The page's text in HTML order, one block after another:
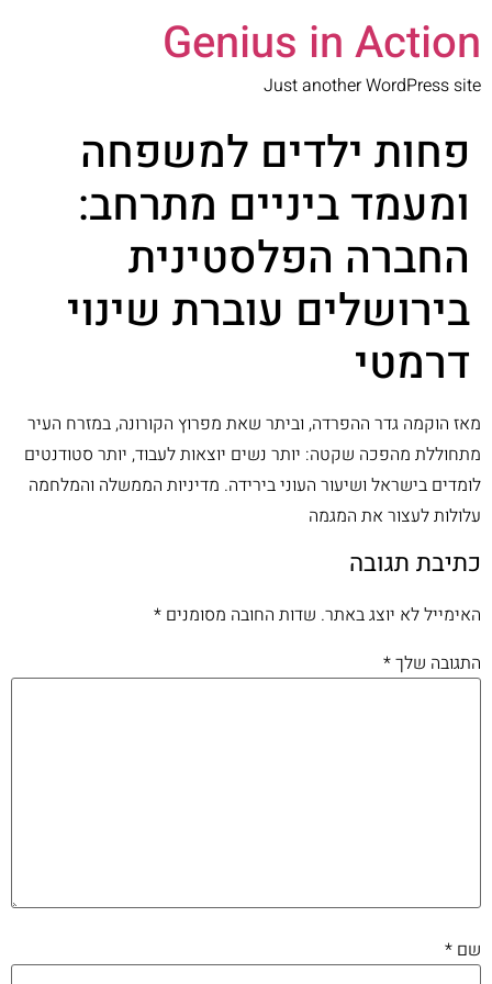
Genius in Action
Just another WordPress site
פחות ילדים למשפחה
ומעמד ביניים מתרחב:
החברה הפלסטינית
בירושלים עוברת שינוי
דרמטי
מאז הוקמה גדר ההפרדה, וביתר שאת מפרוץ הקורונה, במזרח העיר
מתחוללת מהפכה שקטה: יותר נשים יוצאות לעבוד, יותר סטודנטים
לומדים בישראל ושיעור העוני בירידה. מדיניות הממשלה והמלחמה
עלולות לעצור את המגמה
כתיבת תגובה
האימייל לא יוצג באתר. שדות החובה מסומנים *
התגובה שלך*
שם *